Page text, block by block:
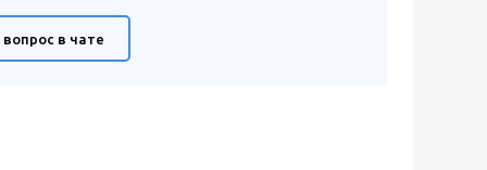
в чате